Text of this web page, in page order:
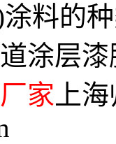
料的
涂层
家 上